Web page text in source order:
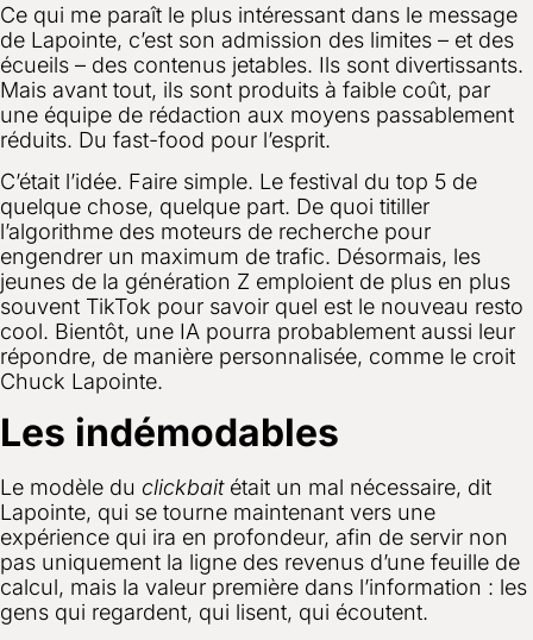
Ce qui me paraît le plus intéressant dans le message
de Lapointe, c’est son admission des limites – et des
écueils – des contenus jetables. Ils sont divertissants.
Mais avant tout, ils sont produits à faible coût, par
une équipe de rédaction aux moyens passablement
réduits. Du fast-food pour l’esprit.
C’était l’idée. Faire simple. Le festival du top 5 de
quelque chose, quelque part. De quoi titiller
l’algorithme des moteurs de recherche pour
engendrer un maximum de trafic. Désormais, les
jeunes de la génération Z emploient de plus en plus
souvent TikTok pour savoir quel est le nouveau resto
cool. Bientôt, une IA pourra probablement aussi leur
répondre, de manière personnalisée, comme le croit
Chuck Lapointe.
Les indémodables
Le modèle du clickbaitétait un mal nécessaire, dit
Lapointe, qui se tourne maintenant vers une
expérience qui ira en profondeur, afin de servir non
pas uniquement la ligne des revenus d’une feuille de
calcul, mais la valeur première dans l’information : les
gens qui regardent, qui lisent, qui écoutent.